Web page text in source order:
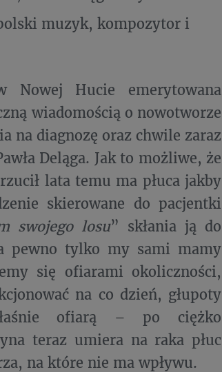
muzyk, kompozytor i
Nowej Hucie emerytowana
wiadomością o nowotworze
na diagnozę oraz chwile zaraz
Deląga. Jak to możliwe, że
lata temu ma płuca jakby
skierowane do pacjentki
swojego losu” skłania ją do
pewno tylko my sami mamy
się ofiarami okoliczności,
na co dzień, głupoty
ofiarą – po ciężko
teraz umiera na raka płuc
na które nie ma wpływu.